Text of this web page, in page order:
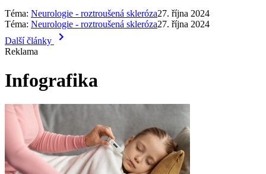
Téma: Neurologie - roztroušená skleróza27. října 2024
Téma: Neurologie - roztroušená skleróza27. října 2024
Další články
Reklama
Infografika